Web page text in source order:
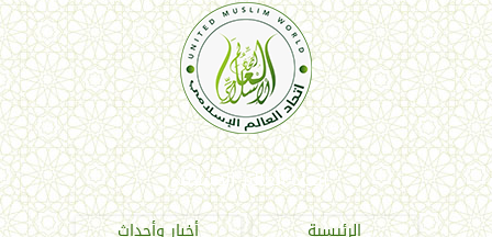
اتحاد العالم الإسلامي
الرئيسية أخبار وأحداث